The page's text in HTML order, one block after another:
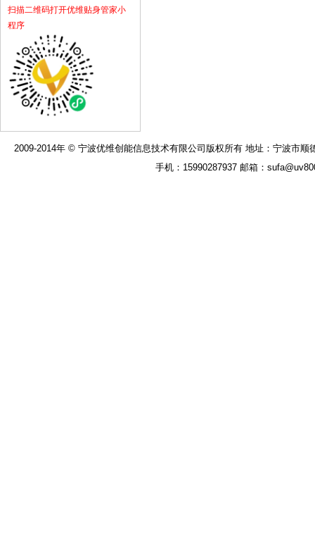
扫描二维码打开优维贴身管家小
程序
2009-2014年 © 宁波优维创能信息技术有限公司版权所有 地址：宁波市顺
手机：15990287937 邮箱：